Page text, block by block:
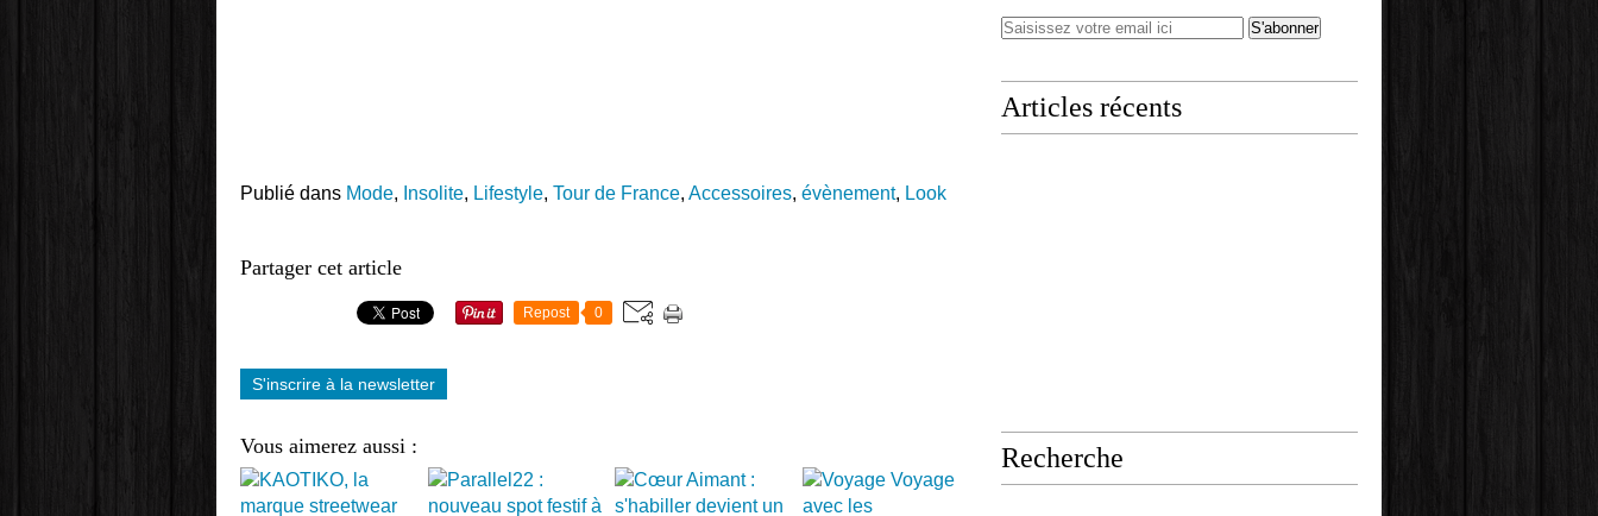
Publié dans Mode, Insolite, Lifestyle, Tour de France, Accessoires, évènement, Look
Partager cet article
Repost 0
S'inscrire à la newsletter
Vous aimerez aussi :
Articles récents
Recherche